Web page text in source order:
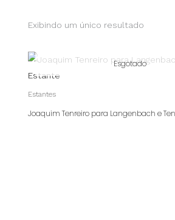
Exibindo um único resultado
Esgotado
Estantes
Joaquim Tenreiro para Langenbach e